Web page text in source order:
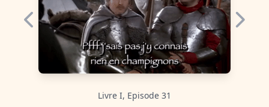
Livre I, Episode 31